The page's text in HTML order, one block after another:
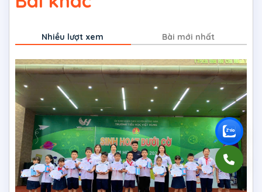
Nhiều lượt xem Bài mới nhất